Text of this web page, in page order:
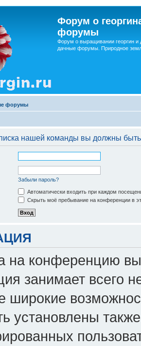
Форум о
форумы
Форум о выращивании георгин и
дачные форумы. Природное
форумы
нашей команды вы должны
Забыли пароль?
Автоматически входить при каждом
Скрыть моё пребывание на конференции в
на конференцию
занимает всего
широкие
установлены